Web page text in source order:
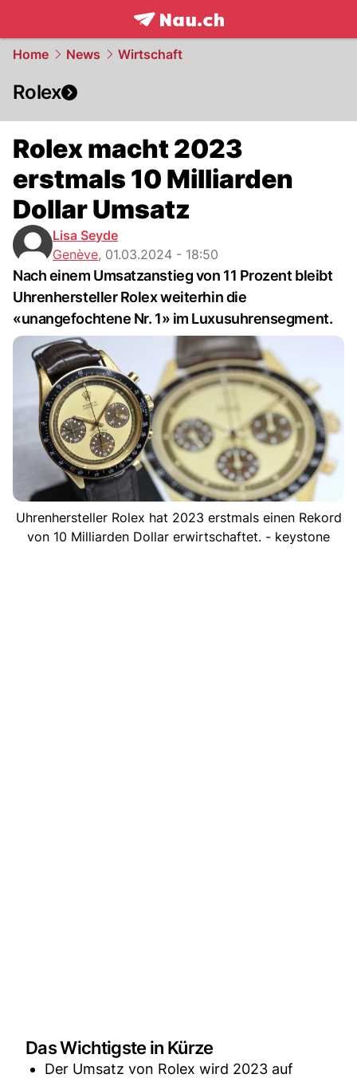
frontpage.NAU.ch
Home News Wirtschaft
Rolex
Rolex macht 2023
erstmals 10 Milliarden
Dollar Umsatz
Lisa Seyde
Genève, 01.03.2024 - 18:50
Nach einem Umsatzanstieg von 11 Prozent bleibt
Uhrenhersteller Rolex weiterhin die
«unangefochtene Nr. 1» im Luxusuhrensegment.
Uhrenhersteller Rolex hat 2023 erstmals einen Rekord
von 10 Milliarden Dollar erwirtschaftet. - keystone
Das Wichtigste in Kürze
Der Umsatz von Rolex wird 2023 auf